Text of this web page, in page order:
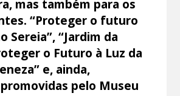
mas também para os
“Proteger o futuro
Sereia”, “Jardim da
o Futuro à Luz da
e, ainda,
pelo Museu